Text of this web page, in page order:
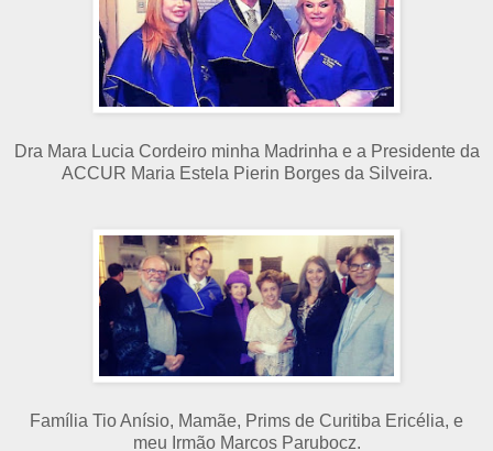
Dra Mara Lucia Cordeiro minha Madrinha e a Presidente da
ACCUR Maria Estela Pierin Borges da Silveira.
Família Tio Anísio, Mamãe, Prims de Curitiba Ericélia, e
meu Irmão Marcos Parubocz.